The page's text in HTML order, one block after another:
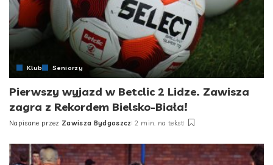
Klub Seniorzy
Pierwszy wyjazd w Betclic 2 Lidze. Zawisza
zagra z Rekordem Bielsko-Biała!
Posted
Napisane przez Zawisza Bydgoszcz 2 min. na tekst